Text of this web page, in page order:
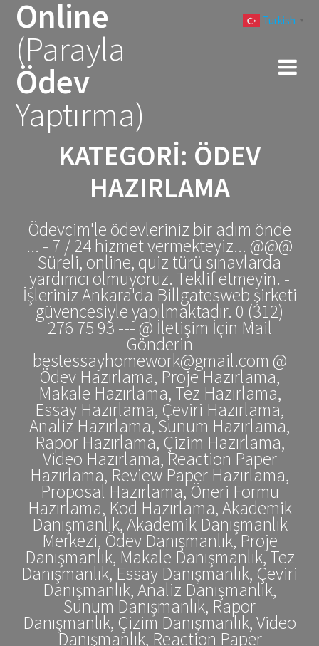
Online
(Parayla
Ödev
Yaptırma)
KATEGORI: ÖDEV
HAZIRLAMA
Ödevcim'le ödevleriniz bir adım önde
... - 7 / 24 hizmet vermekteyiz... @@@
Süreli, online, quiz türü sınavlarda
yardımcı olmuyoruz. Teklif etmeyin. -
İşleriniz Ankara'da Billgatesweb şirketi
güvencesiyle yapılmaktadır. 0 (312)
276 75 93 --- @ İletişim İçin Mail
Gönderin
bestessayhomework@gmail.com @
Ödev Hazırlama, Proje Hazırlama,
Makale Hazırlama, Tez Hazırlama,
Essay Hazırlama, Çeviri Hazırlama,
Analiz Hazırlama, Sunum Hazırlama,
Rapor Hazırlama, Çizim Hazırlama,
Video Hazırlama, Reaction Paper
Hazırlama, Review Paper Hazırlama,
Proposal Hazırlama, Öneri Formu
Hazırlama, Kod Hazırlama, Akademik
Danışmanlık, Akademik Danışmanlık
Merkezi, Ödev Danışmanlık, Proje
Danışmanlık, Makale Danışmanlık, Tez
Danışmanlık, Essay Danışmanlık, Çeviri
Danışmanlık, Analiz Danışmanlık,
Sunum Danışmanlık, Rapor
Danışmanlık, Çizim Danışmanlık, Video
Danışmanlık, Reaction Paper
Turkish ▼